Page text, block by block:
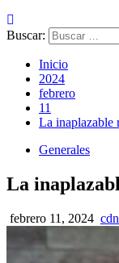
Buscar:
Inicio
2024
febrero
11
La inaplazable
Generales
La
febrero 11, 2024